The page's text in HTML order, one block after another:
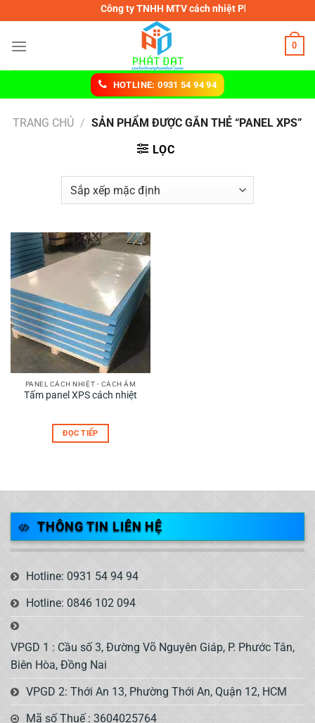
đến
nội
Công ty TNHH MTV cách nhiệt Phát Đạt
0
HOTLINE: 0931 54 94 94
TRANG CHỦ / SẢN PHẨM ĐƯỢC GẮN THẺ “PANEL XPS”
LỌC
PANEL CÁCH NHIỆT - CÁCH ÂM
Tấm panel XPS cách nhiệt
ĐỌC TIẾP
THÔNG TIN LIÊN HỆ
Hotline: 0931 54 94 94
Hotline: 0846 102 094
VPGD 1 : Cầu số 3, Đường Võ Nguyên Giáp, P. Phước Tân,
Biên Hòa, Đồng Nai
VPGD 2: Thới An 13, Phường Thới An, Quận 12, HCM
Mã số Thuế : 3604025764